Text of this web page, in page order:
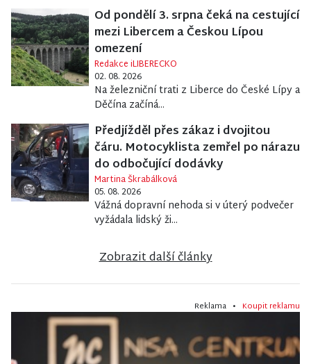
Od pondělí 3. srpna čeká na cestující
mezi Libercem a Českou Lípou
omezení
Redakce iLIBERECKO
02. 08. 2026
Na železniční trati z Liberce do České Lípy a
Děčína začíná...
Předjížděl přes zákaz i dvojitou
čáru. Motocyklista zemřel po nárazu
do odbočující dodávky
Martina Škrabálková
05. 08. 2026
Vážná dopravní nehoda si v úterý podvečer
vyžádala lidský ži...
Zobrazit další články
Reklama • Koupit reklamu